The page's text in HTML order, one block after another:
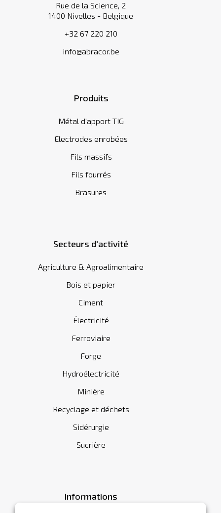
Rue de la Science, 2
1400 Nivelles - Belgique
+32 67 220 210
info@abracor.be
Produits
Métal d'apport TIG
Electrodes enrobées
Fils massifs
Fils fourrés
Brasures
Secteurs d'activité
Agriculture & Agroalimentaire
Bois et papier
Ciment
Électricité
Ferroviaire
Forge
Hydroélectricité
Minière
Recyclage et déchets
Sidérurgie
Sucrière
Informations